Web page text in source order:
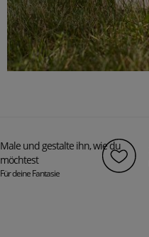
Male und gestalte ihn, wie du
möchtest
Für deine Fantasie